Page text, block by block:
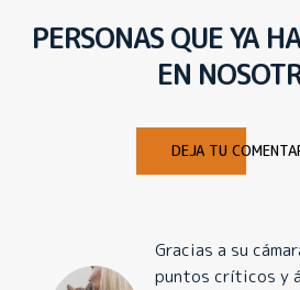
PERSONAS QUE YA
EN
DEJA TU
Gracias a su cámara
puntos críticos y